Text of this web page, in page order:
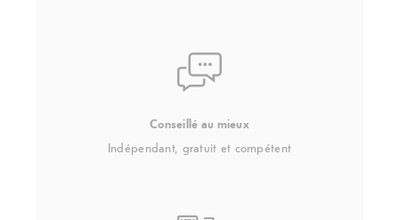
Conseillé au mieux
Indépendant, gratuit et compétent